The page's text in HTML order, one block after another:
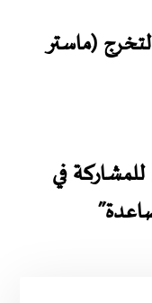
(ماستر
للمشاركة في